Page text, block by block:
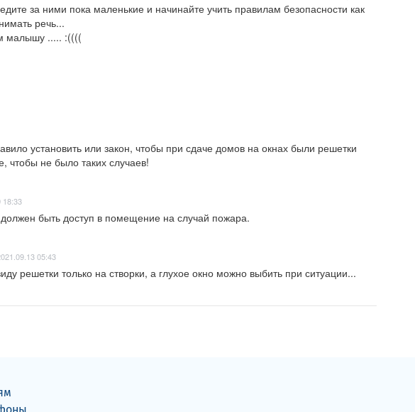
за ними пока маленькие и начинайте учить правилам безопасности как
речь...
малышу ..... :((((
установить или закон, чтобы при сдаче домов на окнах были решетки
чтобы не было таких случаев!
18:33
должен быть доступ в помещение на случай пожара.
05:43
решетки только на створки, а глухое окно можно выбить при ситуации...